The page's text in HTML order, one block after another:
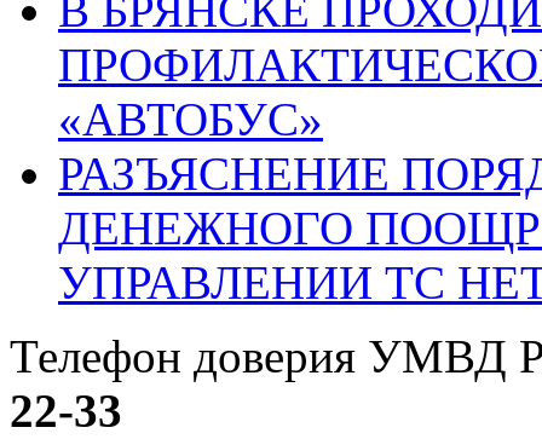
В БРЯНСКЕ
«АВТОБУС»
РАЗЪЯСНЕНИЕ
ДЕНЕЖНОГО
УПРАВЛЕНИИ ТС
Телефон доверия УМВД
22-33